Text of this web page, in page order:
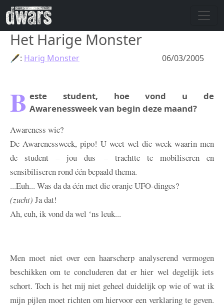
Skip to main content
Het Harige Monster
06/03/2005
🖋: Harig Monster
B este student, hoe vond u de
Awarenessweek van begin deze maand?
Awareness wie?
De Awarenessweek, pipo! U weet wel die week waarin men
de student – jou dus – trachtte te mobiliseren en
sensibiliseren rond één bepaald thema.
...Euh... Was da da één met die oranje UFO-dinges?
(zucht) Ja dat!
Ah, euh, ik vond da wel ‘ns leuk...
Men moet niet over een haarscherp analyserend vermogen
beschikken om te concluderen dat er hier wel degelijk iets
schort. Toch is het mij niet geheel duidelijk op wie of wat ik
mijn pijlen moet richten om hiervoor een verklaring te geven.